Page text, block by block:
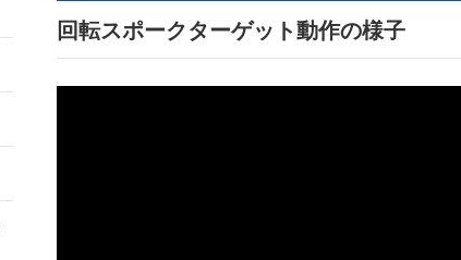
回転スポークターゲット動作の様子